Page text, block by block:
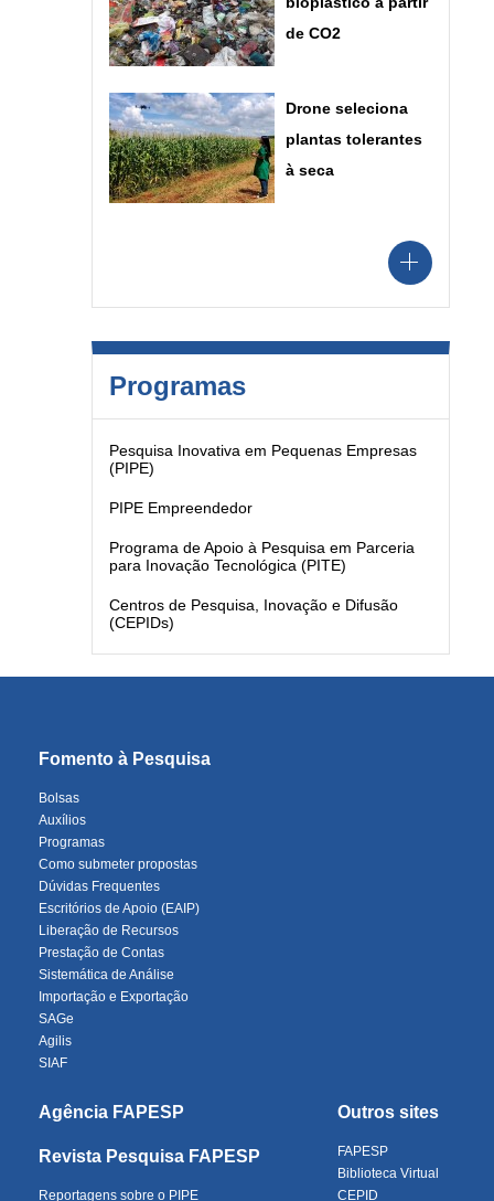
de CO2
Drone seleciona
plantas tolerantes
à seca
Programas
Pesquisa Inovativa em Pequenas Empresas
(PIPE)
PIPE Empreendedor
Programa de Apoio à Pesquisa em Parceria
para Inovação Tecnológica (PITE)
Centros de Pesquisa, Inovação e Difusão
(CEPIDs)
Fomento à Pesquisa
Bolsas
Auxílios
Programas
Como submeter propostas
Dúvidas Frequentes
Escritórios de Apoio (EAIP)
Liberação de Recursos
Prestação de Contas
Sistemática de Análise
Importação e Exportação
SAGe
Agilis
SIAF
Agência FAPESP
Revista Pesquisa FAPESP
Reportagens sobre o PIPE
Outros sites
FAPESP
Biblioteca Virtual
CEPID